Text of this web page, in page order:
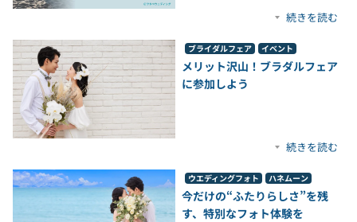
続きを読む
ブライダルフェア イベント
メリット沢山！ブラダルフェア
に参加しよう
続きを読む
ウエディングフォト ハネムーン
今だけの“ふたりらしさ”を残
す、特別なフォト体験を